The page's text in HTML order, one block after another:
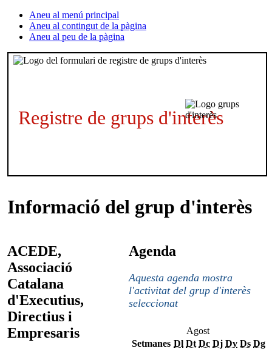
Aneu al menú principal
Aneu al contingut de la pàgina
Aneu al peu de la pàgina
Registre de grups d'interès
Informació del grup d'interès
ACEDE,
Associació
Catalana
d'Executius,
Directius i
Empresaris
Agenda
Aquesta agenda mostra
l'activitat del grup d'interès
seleccionat
Agost
Setmanes Dl Dt Dc Dj Dv Ds Dg